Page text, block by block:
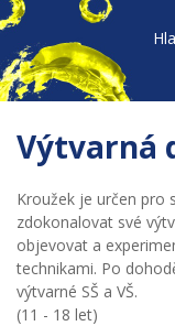
Výtvarná
Kroužek je určen pro
zdokonalovat své
objevovat a
technikami. Po
výtvarné SŠ a VŠ.
(11 - 18 let)